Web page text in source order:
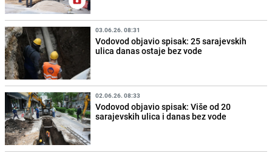
03.06.26. 08:31
Vodovod objavio spisak: 25 sarajevskih
ulica danas ostaje bez vode
02.06.26. 08:33
Vodovod objavio spisak: Više od 20
sarajevskih ulica i danas bez vode